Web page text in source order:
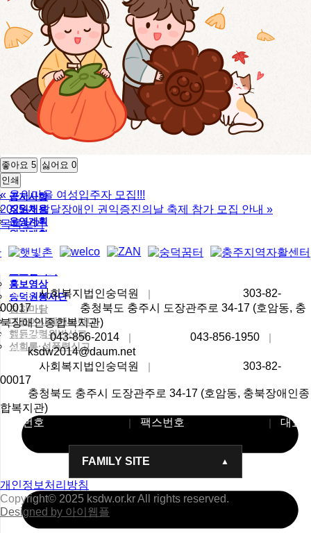
공지사항
직원채용
운영계획
월간계획
복지이야기
언론보도
홍보영상
숭덕원봉사단
칭찬마당
대표이사에게바란다
행동강령위반신고
성희롱·성폭력신고
좋아요 5 싫어요 0
인쇄
« 온위마을 여성입주자 모집!!!
2025년 발달장애인 권익증진의날 축제 참가 모집 안내 »
목록보기
상호명사회복지법인숭덕원 ｜
303-82-
00017 ｜
충청북도 충주시 도장관주로 34-17 (호암동, 충
북장애인종합복지관)
대표번호043-856-2014 ｜ 043-856-1950 ｜
메일ksdw2014@daum.net
사회복지법인숭덕원 ｜
303-82-
00017
충청북도 충주시 도장관주로 34-17 (호암동, 충북장애인종
합복지관)
대표번호
팩스번호
대표
메일
FAMILY SITE
개인정보처리방침
Copyright© 2025 ksdw.or.kr All rights reserved.
Designed by 아이웹플